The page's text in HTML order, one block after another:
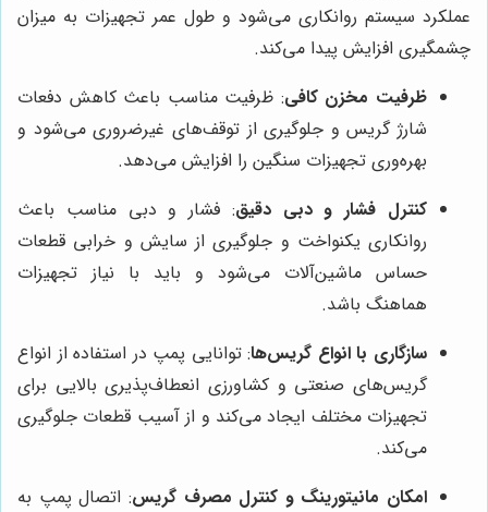
عملکرد سیستم روانکاری می‌شود و طول عمر تجهیزات به میزان
چشمگیری افزایش پیدا می‌کند.
ظرفیت مخزن کافی: ظرفیت مناسب باعث کاهش دفعات
شارژ گریس و جلوگیری از توقف‌های غیرضروری می‌شود و
بهره‌وری تجهیزات سنگین را افزایش می‌دهد.
کنترل فشار و دبی دقیق: فشار و دبی مناسب باعث
روانکاری یکنواخت و جلوگیری از سایش و خرابی قطعات
حساس ماشین‌آلات می‌شود و باید با نیاز تجهیزات
هماهنگ باشد.
سازگاری با انواع گریس‌ها: توانایی پمپ در استفاده از انواع
گریس‌های صنعتی و کشاورزی انعطاف‌پذیری بالایی برای
تجهیزات مختلف ایجاد می‌کند و از آسیب قطعات جلوگیری
می‌کند.
امکان مانیتورینگ و کنترل مصرف گریس: اتصال پمپ به